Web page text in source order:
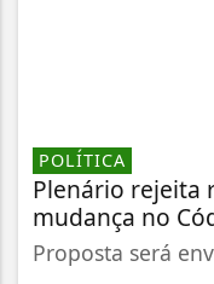
POLÍTICA
Plenário rejeita
mudança no
Proposta será